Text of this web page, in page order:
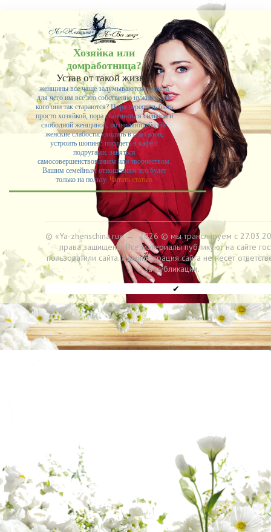
Хозяйка или
домработница?
Устав от такой жизни,
женщины все чаще задумываются о том, а
для чего им все это собственно нужно и для
кого они так стараются? Пора перестать быть
просто хозяйкой, пора становиться сильной и
свободной женщиной, позволяющей себе
женские слабости: сходить в спа салон,
устроить шопинг, посидеть в кафе с
подругами, заняться
самосовершенствованием или творчеством.
Вашим семейным отношениям это будет
только на пользу. Читать статью
© «Ya-zhenschina.ru»→ 2026 © мы транслируем с
права защищены. Все материалы публикуют на сайте
пользоватили сайта. Администрация сайта не несет
за публикации.
✔